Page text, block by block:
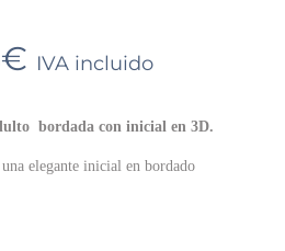
€ IVA incluido
bordada con inicial en 3D.
elegante inicial en bordado